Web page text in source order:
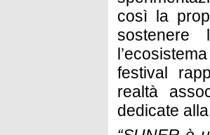
così la
sostenere
festival
realtà
dedicate